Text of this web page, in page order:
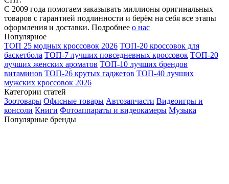
С 2009 года помогаем заказывать миллионы оригинальных
товаров с гарантией подлинности и берём на себя все этапы
оформления и доставки. Подробнее о нас
Популярное
ТОП 25 модных кроссовок 2026 ТОП-20 кроссовок для
баскетбола ТОП-7 лучших повседневных кроссовок ТОП-20
лучших женских ароматов ТОП-10 лучших брендов
витаминов ТОП-26 крутых гаджетов ТОП-40 лучших
мужских кроссовок 2026
Категории статей
Зоотовары Офисные товары Автозапчасти Видеоигры и
консоли Книги Фотоаппараты и видеокамеры Музыка
Популярные бренды